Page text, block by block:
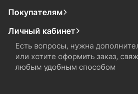
Покупателям
Личный кабинет
Есть вопросы, нужна
или хотите оформить заказ,
любым удобным способом